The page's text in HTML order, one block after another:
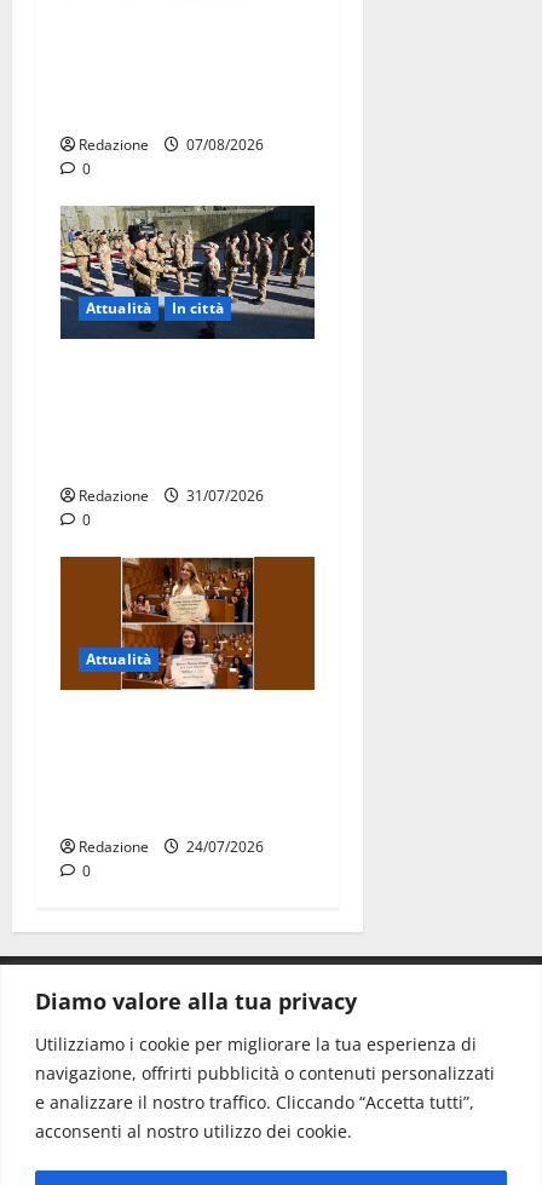
Diamo valore alla tua privacy
Utilizziamo i cookie per migliorare la tua esperienza di
navigazione, offrirti pubblicità o contenuti personalizzati
e analizzare il nostro traffico. Cliccando “Accetta tutti”,
acconsenti al nostro utilizzo dei cookie.
Redazione
07/08/2026
0
Attualità In città
Redazione
31/07/2026
0
Attualità
Redazione
24/07/2026
0
CONTATTI.
Redazione: redazione@www.martinasera.it
Direttore:direttore@www.martinasera.it
Info & Commerciale:info@www.martinasera.it